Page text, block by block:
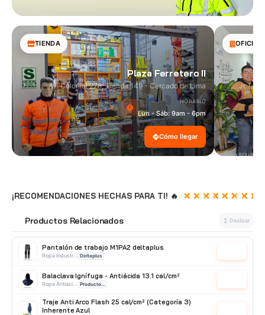
TIENDA
Plaza Ferretero II
Av. Colonial 278, Tienda 149 - Cercado de Lima
HORARIO
Lun - Sáb: 9am - 6pm
Cómo llegar
OFICINA
Jr. Las
¡RECOMENDACIONES HECHAS PARA TI! 🔥
Productos Relacionados ↕ Deslizar
Pantalón de trabajo M1PA2 deltaplus
Deltaplus
Balaclava Ignífuga - Antiácida 13.1 cal/cm²
Traje Anti Arco Flash 25 cal/cm² (Categoría 3)
Inherente Azul